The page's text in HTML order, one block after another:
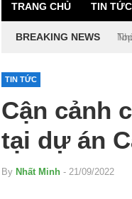
TRANG CHỦ TIN TỨC
BREAKING NEWS
TIN TỨC
Cận cảnh
tại dự án
By Nhất Minh - 21/09/2022